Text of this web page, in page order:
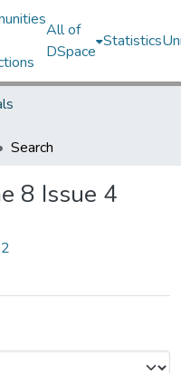
All of
DSpace
Statistics
Search
8 Issue 4